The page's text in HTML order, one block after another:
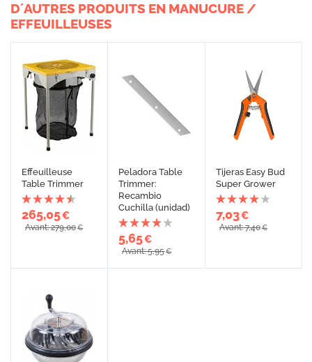
D´AUTRES PRODUITS EN MANUCURE /
EFFEUILLEUSES
Effeuilleuse
Table Trimmer
265,05€
Avant: 279,00€
Peladora Table
Trimmer:
Recambio
Cuchilla (unidad)
5,65€
Avant: 5,95€
Tijeras Easy Bud
Super Grower
7,03€
Avant: 7,40€